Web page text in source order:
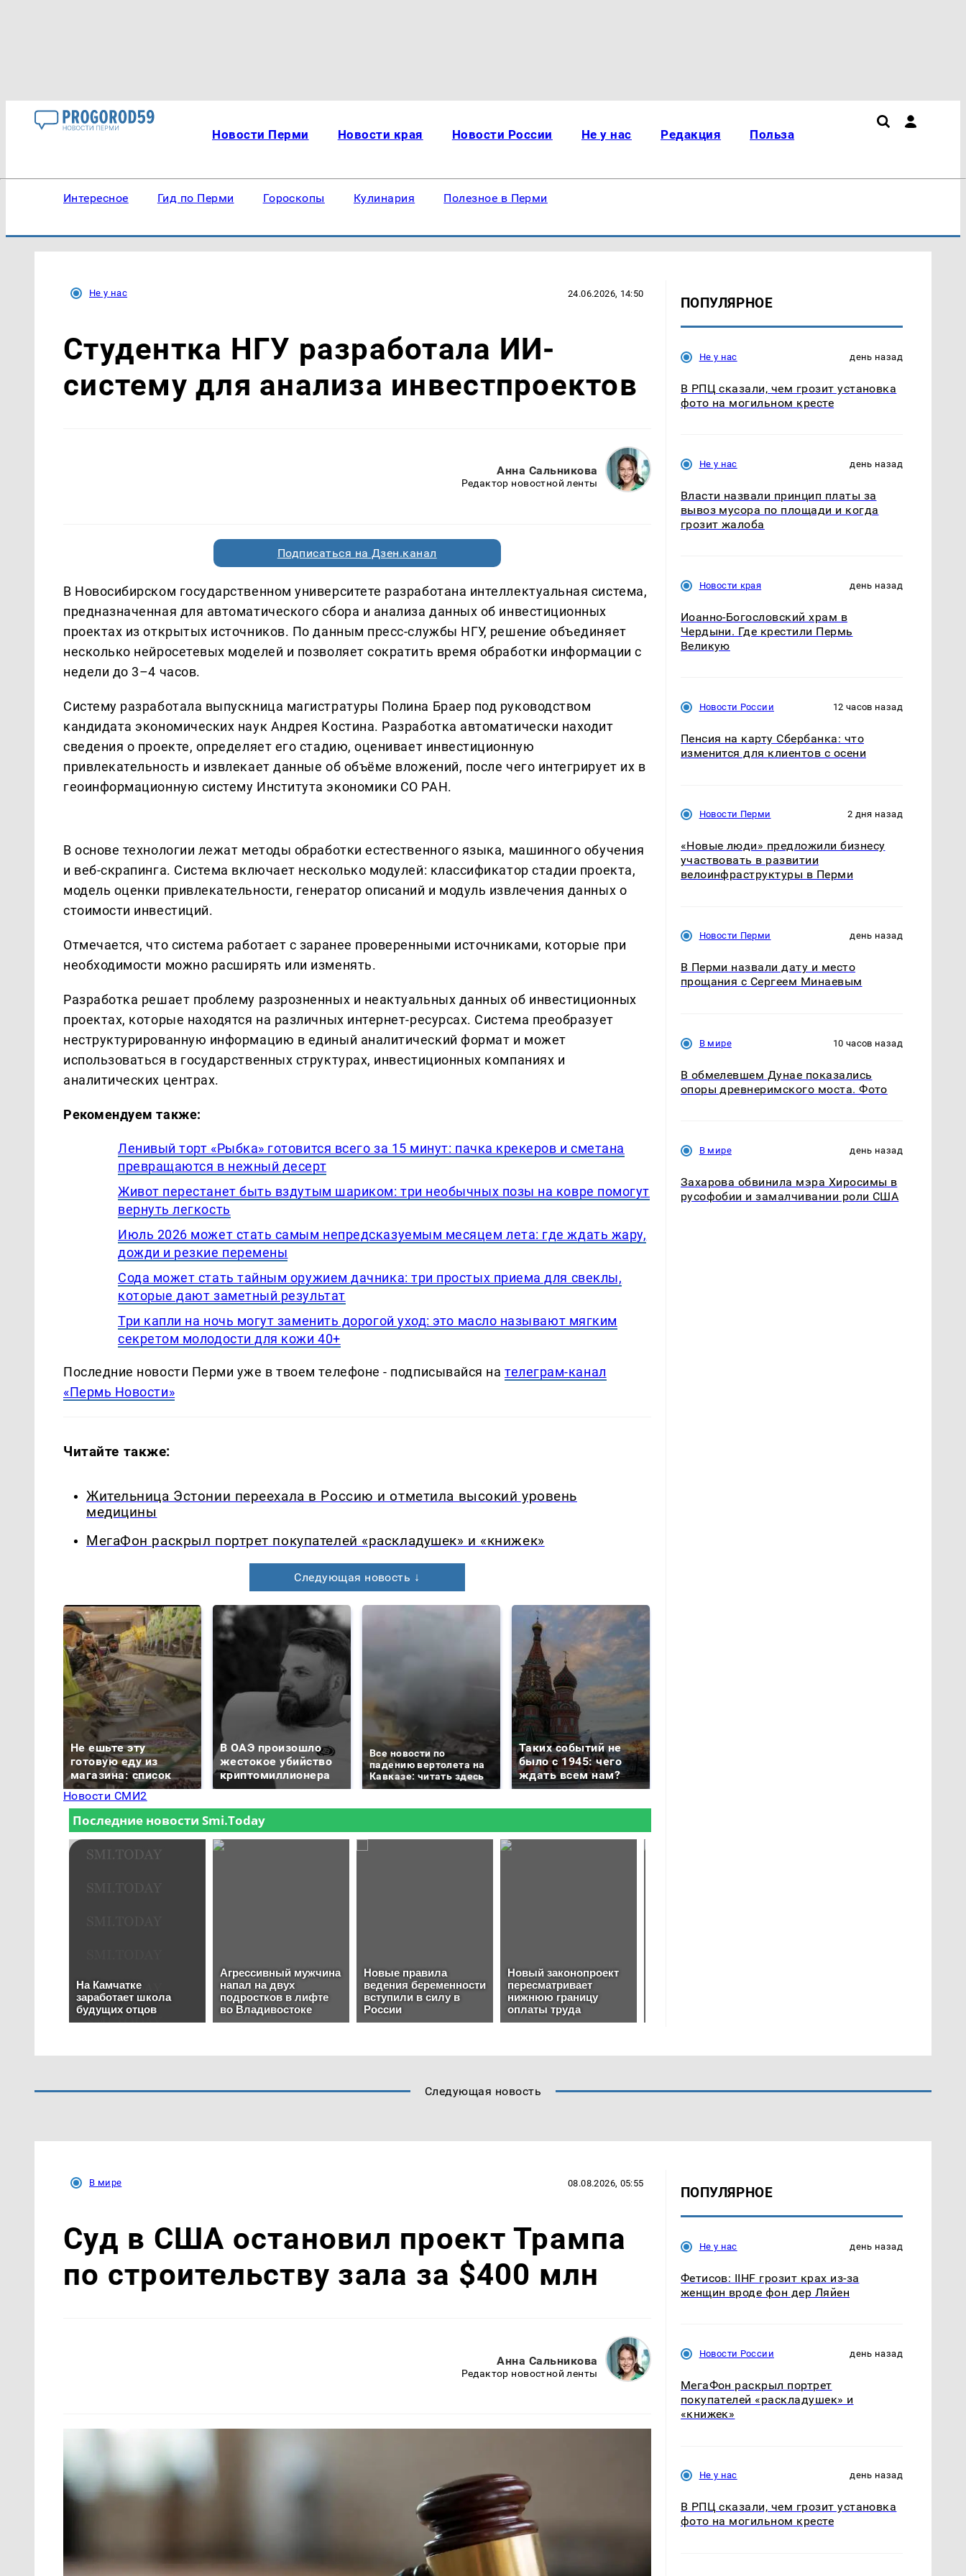
Новости Перми Новости края Новости России Не у нас Редакция Польза
Интересное Гид по Перми Гороскопы Кулинария Полезное в Перми
Не у нас 24.06.2026, 14:50
Студентка НГУ разработала ИИ-
систему для анализа инвестпроектов
Анна Сальникова
Редактор новостной ленты
Подписаться на Дзен.канал
В Новосибирском государственном университете разработана интеллектуальная система,
предназначенная для автоматического сбора и анализа данных об инвестиционных
проектах из открытых источников. По данным пресс-службы НГУ, решение объединяет
несколько нейросетевых моделей и позволяет сократить время обработки информации с
недели до 3–4 часов.
Систему разработала выпускница магистратуры Полина Браер под руководством
кандидата экономических наук Андрея Костина. Разработка автоматически находит
сведения о проекте, определяет его стадию, оценивает инвестиционную
привлекательность и извлекает данные об объёме вложений, после чего интегрирует их в
геоинформационную систему Института экономики СО РАН.
В основе технологии лежат методы обработки естественного языка, машинного обучения
и веб-скрапинга. Система включает несколько модулей: классификатор стадии проекта,
модель оценки привлекательности, генератор описаний и модуль извлечения данных о
стоимости инвестиций.
Отмечается, что система работает с заранее проверенными источниками, которые при
необходимости можно расширять или изменять.
Разработка решает проблему разрозненных и неактуальных данных об инвестиционных
проектах, которые находятся на различных интернет-ресурсах. Система преобразует
неструктурированную информацию в единый аналитический формат и может
использоваться в государственных структурах, инвестиционных компаниях и
аналитических центрах.
Рекомендуем также:
Ленивый торт «Рыбка» готовится всего за 15 минут: пачка крекеров и сметана
превращаются в нежный десерт
Живот перестанет быть вздутым шариком: три необычных позы на ковре помогут
вернуть легкость
Июль 2026 может стать самым непредсказуемым месяцем лета: где ждать жару,
дожди и резкие перемены
Сода может стать тайным оружием дачника: три простых приема для свеклы,
которые дают заметный результат
Три капли на ночь могут заменить дорогой уход: это масло называют мягким
секретом молодости для кожи 40+
Последние новости Перми уже в твоем телефоне - подписывайся нателеграм-канал
«Пермь Новости»
Читайте также:
Жительница Эстонии переехала в Россию и отметила высокий уровень
медицины
МегаФон раскрыл портрет покупателей «раскладушек» и «книжек»
Следующая новость ↓
Не ешьте эту
готовую еду из
магазина: список
В ОАЭ произошло
жестокое убийство
криптомиллионера
Все новости по
падению вертолета на
Кавказе: читать здесь
Таких событий не
было с 1945: чего
ждать всем нам?
Новости СМИ2
ПОПУЛЯРНОЕ
Не у нас день назад
В РПЦ сказали, чем грозит установка
фото на могильном кресте
Не у нас день назад
Власти назвали принцип платы за
вывоз мусора по площади и когда
грозит жалоба
Новости края день назад
Иоанно-Богословский храм в
Чердыни. Где крестили Пермь
Великую
Новости России 12 часов назад
Пенсия на карту Сбербанка: что
изменится для клиентов с осени
Новости Перми 2 дня назад
«Новые люди» предложили бизнесу
участвовать в развитии
велоинфраструктуры в Перми
Новости Перми день назад
В Перми назвали дату и место
прощания с Сергеем Минаевым
В мире 10 часов назад
В обмелевшем Дунае показались
опоры древнеримского моста. Фото
В мире день назад
Захарова обвинила мэра Хиросимы в
русофобии и замалчивании роли США
Следующая новость
В мире 08.08.2026, 05:55
Суд в США остановил проект Трампа
по строительству зала за $400 млн
Анна Сальникова
Редактор новостной ленты
ПОПУЛЯРНОЕ
Не у нас день назад
Фетисов: IIHF грозит крах из-за
женщин вроде фон дер Ляйен
Новости России день назад
МегаФон раскрыл портрет
покупателей «раскладушек» и
«книжек»
Не у нас день назад
В РПЦ сказали, чем грозит установка
фото на могильном кресте